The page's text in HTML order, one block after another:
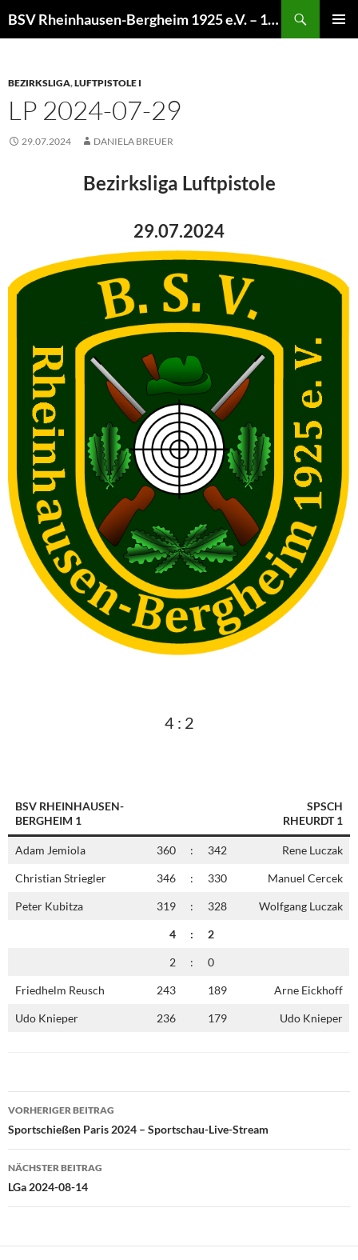
Inhalt
BSV Rheinhausen-Bergheim 1925 e.V. – 100% Sportschießen
BEZIRKSLIGA,LUFTPISTOLE I
LP 2024-07-29
29.07.2024 DANIELA BREUER
Bezirksliga Luftpistole
29.07.2024
4 : 2
BSV RHEINHAUSEN-
BERGHEIM 1
SPSCH
RHEURDT 1
Adam Jemiola 360 : 342 Rene Luczak
Christian Striegler 346 : 330 Manuel Cercek
Peter Kubitza 319 : 328 Wolfgang Luczak
4 : 2
2 : 0
Friedhelm Reusch 243 189 Arne Eickhoff
Udo Knieper 236 179 Udo Knieper
Beitragsnavigation
VORHERIGER BEITRAG
Sportschießen Paris 2024 – Sportschau-Live-Stream
NÄCHSTER BEITRAG
LGa 2024-08-14